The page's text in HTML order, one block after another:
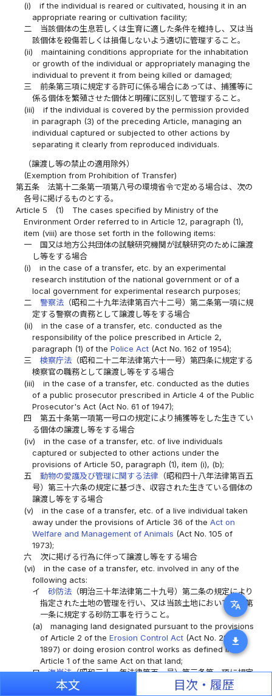
translate
download
(i)
if the individual is reared or cultivated, housing it in an
appropriate rearing or cultivation facility;
二
当該個体の生息若しくは生育に適した条件を維持し、又は当
該個体を殺傷若しくは損傷しないよう適切に管理すること。
(ii)
maintaining conditions appropriate for the inhabitation
or growth of the individual or appropriately managing the
individual to prevent it from being killed or damaged;
三
前条第三項に規定する許可に係る場合にあっては、捕獲等に
係る個体を繁殖させた個体と明確に区別して管理すること。
(iii)
if the individual is covered by the permission provided
in paragraph (3) of the preceding Article, managing an
individual captured or subjected to other actions by
separating it clearly from reproduced individuals.
（譲渡し等の禁止の適用除外）
(Exemption from Prohibition of Transfer)
第五条
法第十二条第一項第八号の環境省令で定める場合は、次の
各号に掲げるものとする。
Article 5
(1)
The cases specified by Ministry of the
Environment Order referred to in Article 12, paragraph (1),
item (viii) are those set forth in the following items:
一
国又は地方公共団体の試験研究機関が試験研究のために譲渡
し等をする場合
(i)
in the case of a transfer, etc. by an experimental
research institution of the national government or of a
local government for experimental research purposes;
二
警察法（昭和二十九年法律第百六十二号）第二条第一項に規
定する警察の責務として譲渡し等をする場合
(ii)
in the case of a transfer, etc. conducted as the
responsibility of the police prescribed in Article 2,
paragraph (1) of the Police Act (Act No. 162 of 1954);
三
検察庁法（昭和二十二年法律第六十一号）第四条に規定する
検察官の職務として譲渡し等をする場合
(iii)
in the case of a transfer, etc. conducted as the duties
of a public prosecutor prescribed in Article 4 of the Public
Prosecutor's Act (Act No. 61 of 1947);
四
第五十条第一項第一号ロの規定により捕獲等をした生きてい
る個体の譲渡し等をする場合
(iv)
in the case of a transfer, etc. of live individuals
captured or subjected to other actions under the
provisions of Article 50, paragraph (1), item (i), (b);
五
動物の愛護及び管理に関する法律 （昭和四十八年法律第百五
号）第三十六条の規定に基づき、収容された生きている個体の
譲渡し等をする場合
(v)
in the case of a transfer, etc. of a live individual taken
away under the provisions of Article 36 of the Act on
Welfare and Management of Animals (Act No. 105 of
1973);
六
次に掲げる行為に伴って譲渡し等をする場合
(vi)
in the case of a transfer, etc. involved in any of the
following acts:
イ
砂防法（明治三十年法律第二十九号）第二条の規定により
指定された土地の管理を行い、又は当該土地において同法第
一条に規定する砂防工事を行うこと。
(a)
managing land designated pursuant to the provisions
of Article 2 of the Erosion Control Act(Act No. 29 of
1897) or doing erosion control works as defined in
Article 1 of the same Act on that land;
ロ
海岸法（昭和三十一年法律第百一号）第三条第一項に規定
する海岸保全区域の管理を行い、又は同法第二条第一項に規
本文 目次・履歴